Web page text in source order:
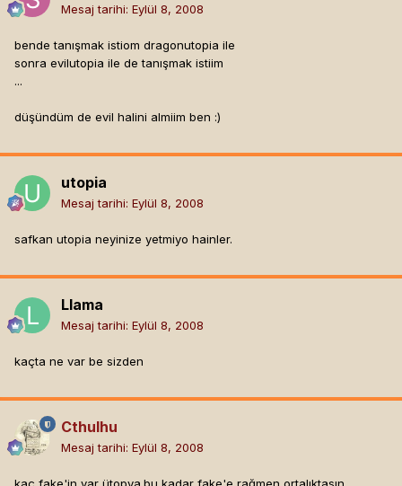
Mesaj tarihi: Eylül 8, 2008
bende tanışmak istiom dragonutopia ile
sonra evilutopia ile de tanışmak istiim
...
düşündüm de evil halini almiim ben :)
utopia
Mesaj tarihi: Eylül 8, 2008
safkan utopia neyinize yetmiyo hainler.
Llama
Mesaj tarihi: Eylül 8, 2008
kaçta ne var be sizden
Cthulhu
Mesaj tarihi: Eylül 8, 2008